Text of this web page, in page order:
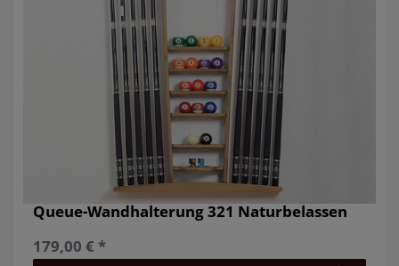
Queue-Wandhalterung 321 Naturbelassen
179,00 € *